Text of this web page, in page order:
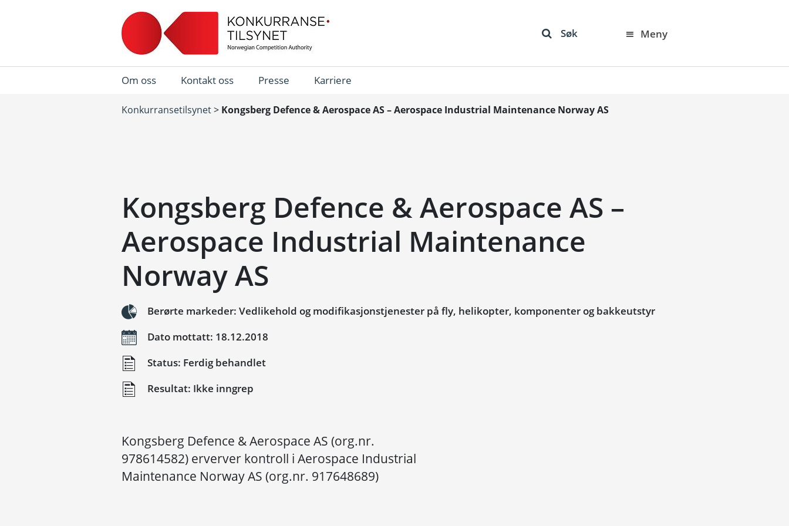
Søk Meny
Om oss Kontakt oss Presse Karriere
Konkurransetilsynet> Kongsberg Defence & Aerospace AS – Aerospace Industrial Maintenance Norway AS
Kongsberg Defence & Aerospace AS –
Aerospace Industrial Maintenance
Norway AS
Berørte markeder: Vedlikehold og modifikasjonstjenester på fly, helikopter, komponenter og bakkeutstyr
Dato mottatt: 18.12.2018
Status: Ferdig behandlet
Resultat: Ikke inngrep
Kongsberg Defence & Aerospace AS (org.nr.
978614582) erverver kontroll i Aerospace Industrial
Maintenance Norway AS (org.nr. 917648689)